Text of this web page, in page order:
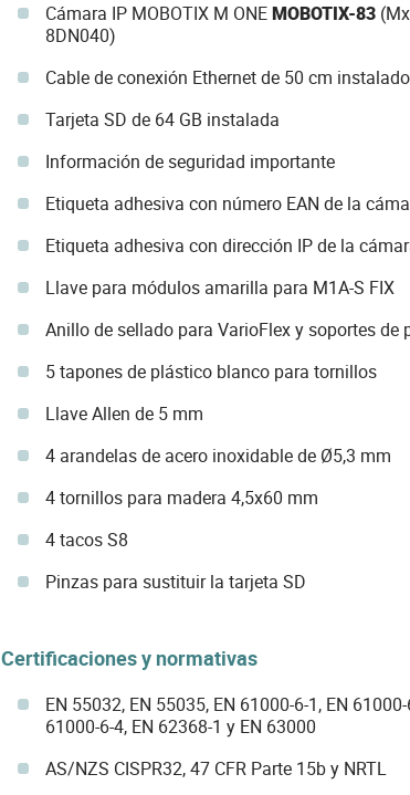
Cámara IP MOBOTIX M ONEMOBOTIX-83
8DN040)
Cable de conexión Ethernet de 50 cm instalado
Tarjeta SD de 64 GB instalada
Información de seguridad importante
Etiqueta adhesiva con número EAN de la
Etiqueta adhesiva con dirección IP de la
Llave para módulos amarilla para M1A-S FIX
Anillo de sellado para VarioFlex y soportes de
5 tapones de plástico blanco para tornillos
Llave Allen de 5 mm
4 arandelas de acero inoxidable de Ø5,3 mm
4 tornillos para madera 4,5x60 mm
4 tacos S8
Pinzas para sustituir la tarjeta SD
Certificaciones y normativas
EN 55032, EN 55035, EN 61000-6-1, EN
61000-6-4, EN 62368-1 y EN 63000
AS/NZS CISPR32, 47 CFR Parte 15b y NRTL